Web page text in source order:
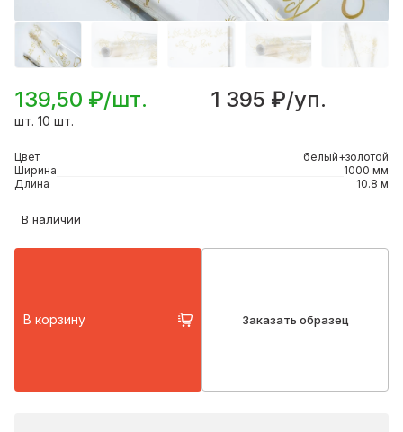
139,50 ₽/шт. 1 395 ₽/уп.
шт. 10 шт.
Цвет
белый+золотой
Ширина
1000 мм
Длина
10.8 м
В наличии
В корзину Заказать образец